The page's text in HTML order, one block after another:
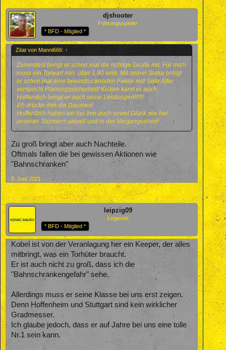
djshooter
Führungsspieler
* BFD - Mitglied *
Zitat von Manni666: ↑
Zumindest bringt er schon mal die richtige Größe mit. Für mich
muss ein Torwart min. über 1,90 sein. Mit seiner Statur bringt
er schon mal eine beeindruckenden Faktor mit! Sein Alter
verspricht Planungssicherheit! Kicken kann er auch.
Hoffentlich bringt er auch seine Leistungen!!!!!!
Ich drücke ihm die Daumen!
Hoffentlich haben wir bei Ihm auch soviel Glück wie bei
unseren Stürmern aktuell und in der Vergangenheit!
Zu groß bringt aber auch Nachteile.
Oftmals fallen die bei gewissen Aktionen wie
"Bahnschranken"
5. Juni 2021
leipzig09
Legende
* BFD - Mitglied *
Kobel ist von der Veranlagung her ein Keeper, der alles
mitbringt, was ein Torhüter braucht.
Er ist auch nicht zu groß, dass ich die
"Bahnschrankengefahr" sehe.
Allerdings muss er seine Klasse bei uns erst zeigen.
Denn Hoffenheim und Stuttgart sind kein wirklicher
Gradmesser.
Ich glaube jedoch, dass er auf Jahre bei uns eine tolle
Nr.1 sein kann.